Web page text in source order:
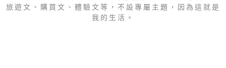
旅遊文、購買文、體驗文等，不設專屬主題，因為這就是
我的生活。